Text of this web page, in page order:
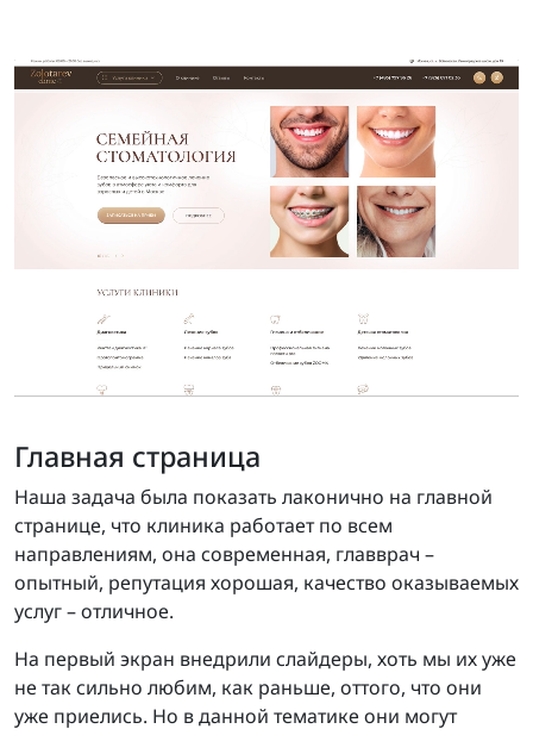
Главная страница
Наша задача была показать лаконично на главной
странице, что клиника работает по всем
направлениям, она современная, главврач –
опытный, репутация хорошая, качество оказываемых
услуг – отличное.
На первый экран внедрили слайдеры, хоть мы их уже
не так сильно любим, как раньше, оттого, что они
уже приелись. Но в данной тематике они могут